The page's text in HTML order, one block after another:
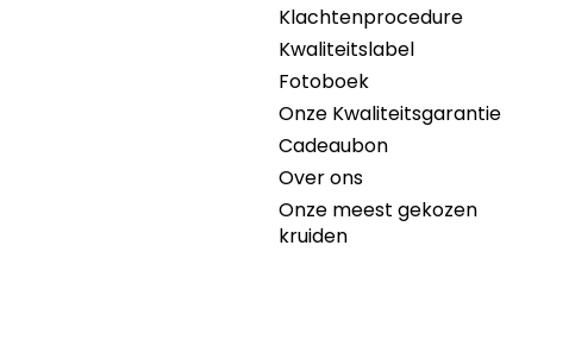
Klachtenprocedure
Kwaliteitslabel
Fotoboek
Onze Kwaliteitsgarantie
Cadeaubon
Over ons
Onze meest gekozen
kruiden